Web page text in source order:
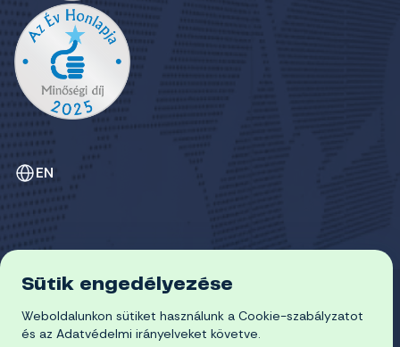
EN
© 2026 Miskolci Egyetem
ADATVÉDELEM
COOKIE-SZABÁLYZAT
Sütik engedélyezése
Weboldalunkon sütiket használunk a Cookie-szabályzatot
és az Adatvédelmi irányelveket követve.